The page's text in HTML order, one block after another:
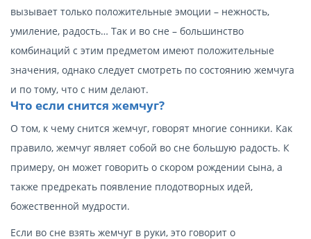
вызывает только положительные эмоции – нежность,
умиление, радость… Так и во сне – большинство
комбинаций с этим предметом имеют положительные
значения, однако следует смотреть по состоянию жемчуга
и по тому, что с ним делают.
Что если снится жемчуг?
О том, к чему снится жемчуг, говорят многие сонники. Как
правило, жемчуг являет собой во сне большую радость. К
примеру, он может говорить о скором рождении сына, а
также предрекать появление плодотворных идей,
божественной мудрости.
Если во сне взять жемчуг в руки, это говорит о